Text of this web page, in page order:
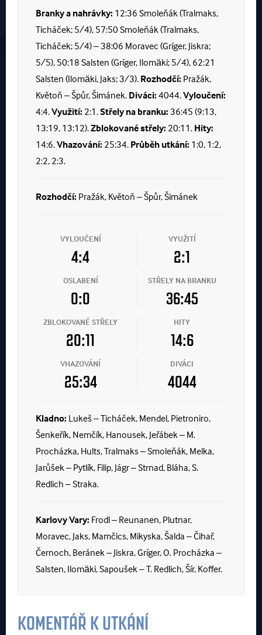
Branky a nahrávky: 12:36 Smoleňák (Tralmaks,
Ticháček; 5/4), 57:50 Smoleňák (Tralmaks,
Ticháček; 5/4) – 38:06 Moravec (Gríger, Jiskra;
5/5), 50:18 Salsten (Gríger, Ilomäki; 5/4), 62:21
Salsten (Ilomäki, Jaks; 3/3). Rozhodčí: Pražák,
Květoň – Špůr, Šimánek. Diváci: 4044.Vyloučení:
4:4.Využití: 2:1.Střely na branku: 36:45 (9:13,
13:19, 13:12).Zblokované střely: 20:11. Hity:
14:6.Vhazování: 25:34. Průběh utkání: 1:0, 1:2,
2:2, 2:3.
Rozhodčí: Pražák, Květoň – Špůr, Šimánek
VYLOUČENÍ
4:4
VYUŽITÍ
2:1
OSLABENÍ
0:0
STŘELY NA BRANKU
36:45
ZBLOKOVANÉ STŘELY
20:11
HITY
14:6
VHAZOVÁNÍ
25:34
DIVÁCI
4044
Kladno: Lukeš – Ticháček, Mendel, Pietroniro,
Šenkeřík, Nemčík, Hanousek, Jeřábek – M.
Procházka, Hults, Tralmaks – Smoleňák, Melka,
Jarůšek – Pytlík, Filip, Jágr – Strnad, Bláha, S.
Redlich – Straka.
Karlovy Vary: Frodl – Reunanen, Plutnar,
Moravec, Jaks, Mamčics, Mikyska, Šalda – Čihař,
Černoch, Beránek – Jiskra, Gríger, O. Procházka –
Salsten, Ilomäki, Sapoušek – T. Redlich, Šír, Koffer.
KOMENTÁŘ K UTKÁNÍ